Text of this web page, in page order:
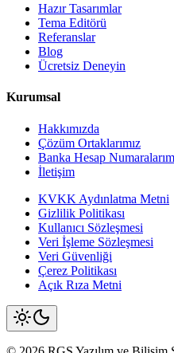
Hazır Tasarımlar
Tema Editörü
Referanslar
Blog
Ücretsiz Deneyin
Kurumsal
Hakkımızda
Çözüm Ortaklarımız
Banka Hesap
İletişim
KVKK Aydınlatma Metni
Gizlilik Politikası
Kullanıcı Sözleşmesi
Veri İşleme Sözleşmesi
Veri Güvenliği
Çerez Politikası
Açık Rıza Metni